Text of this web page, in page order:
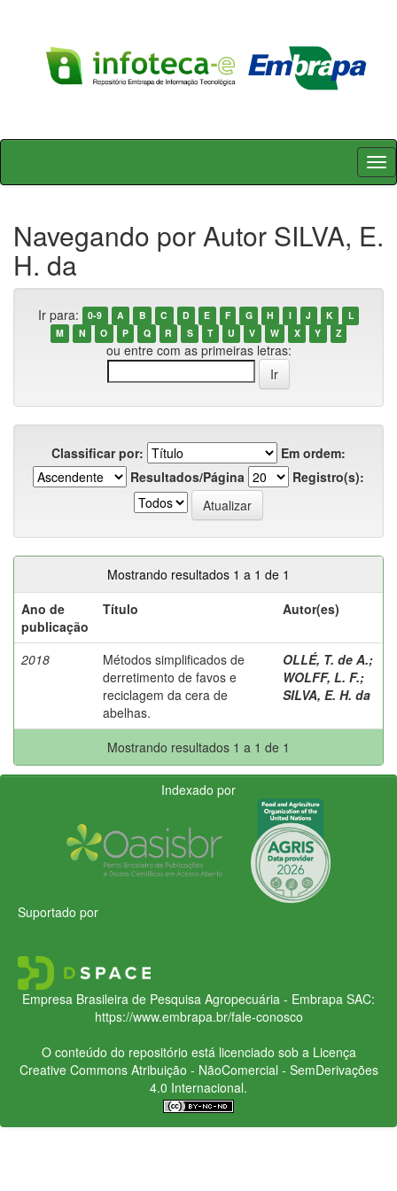
Skip
Navegando por Autor SILVA, E.
H. da
Ir para: 0-9 A B C D E F G H I J K
L
M
N O P Q R S T U V W X Y Z
ou entre com as primeiras letras:
Classificar por:
Em ordem:
Resultados/Página
Registro(s):
Mostrando resultados 1 a 1 de 1
Ano de
publicação
Título Autor(es)
2018
Métodos simplificados de
derretimento de favos e
reciclagem da cera de
abelhas.
OLLÉ, T. de A.;
WOLFF, L. F.;
SILVA, E. H. da
Mostrando resultados 1 a 1 de 1
Indexado por
Suportado por
Empresa Brasileira de Pesquisa Agropecuária - Embrapa SAC:
https://www.embrapa.br/fale-conosco
O conteúdo do repositório está licenciado sob a Licença
Creative CommonsAtribuição - NãoComercial - SemDerivações
4.0 Internacional.